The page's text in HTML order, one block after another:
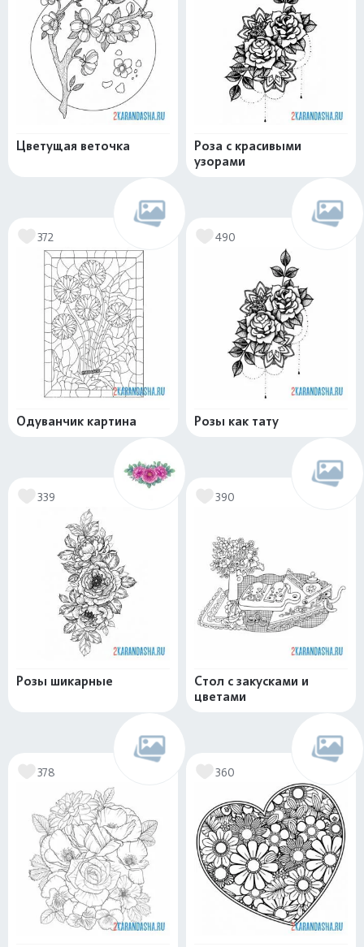
Цветущая веточка
Роза с красивыми
узорами
372
Одуванчик картина
490
Розы как тату
339
Розы шикарные
390
Стол с закусками и
цветами
378 360